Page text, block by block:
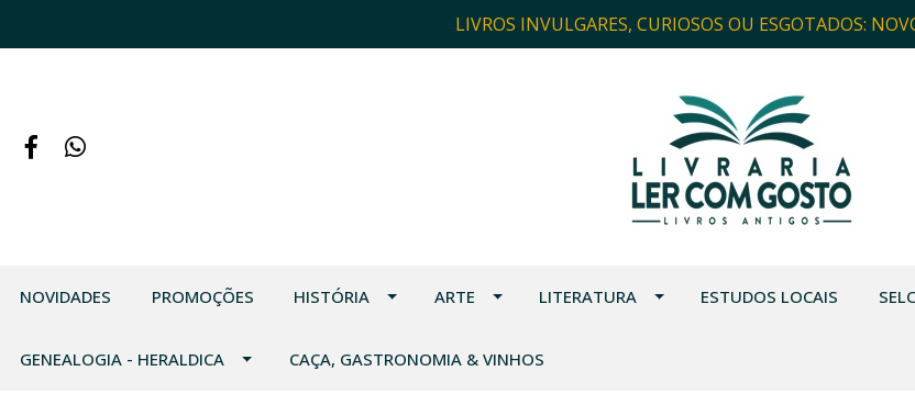
LIVROS INVULGARES, CURIOSOS OU ESGOTADOS:
NOVIDADES PROMOÇÕES HISTÓRIA ARTE LITERATURA ESTUDOS LOCAIS
GENEALOGIA - HERALDICA CAÇA, GASTRONOMIA & VINHOS